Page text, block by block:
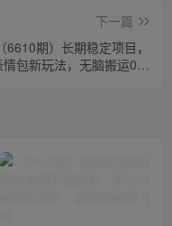
下一篇
（6610期）长期稳定项目，
情包新玩法，无脑搬运0基